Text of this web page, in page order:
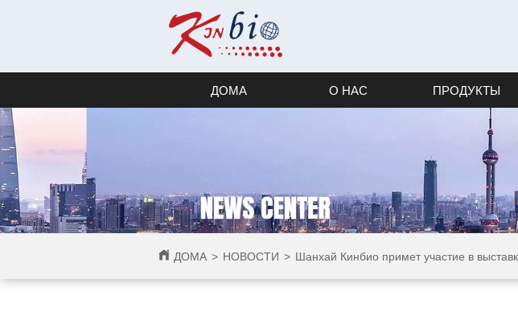
ДОМА О НАС ПРОДУКТЫ
ДОМА > НОВОСТИ > Шанхай Кинбио примет участие в